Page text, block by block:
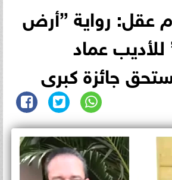
عقل: رواية ”أرض
عماد
جائزة كبرى